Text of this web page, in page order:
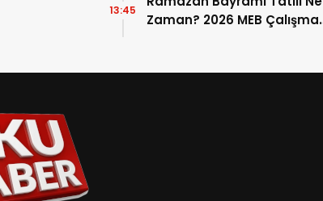
Zaman? 2026 MEB Çalışma
13:45